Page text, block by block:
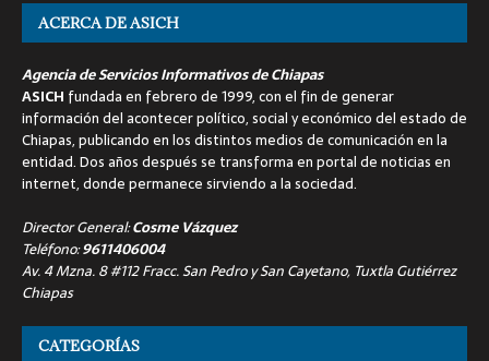
ACERCA DE ASICH
Agencia de Servicios Informativos de Chiapas
ASICH fundada en febrero de 1999, con el fin de generar
información del acontecer político, social y económico del estado de
Chiapas, publicando en los distintos medios de comunicación en la
entidad. Dos años después se transforma en portal de noticias en
internet, donde permanece sirviendo a la sociedad.
Director General:Cosme Vázquez
Teléfono:9611406004
Av. 4 Mzna. 8 #112 Fracc. San Pedro y San Cayetano, Tuxtla Gutiérrez
Chiapas
CATEGORÍAS